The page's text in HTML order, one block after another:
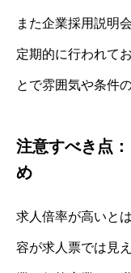
また企業採用説明
定期的に行われて
とで雰囲気や条件
注意すべき点
め
求人倍率が高いと
容が求人票では見